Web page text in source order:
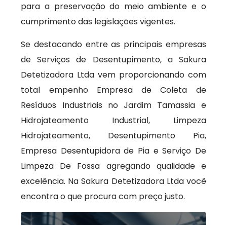
para a preservação do meio ambiente e o
cumprimento das legislações vigentes.
Se destacando entre as principais empresas
de Serviços de Desentupimento, a Sakura
Detetizadora Ltda vem proporcionando com
total empenho Empresa de Coleta de
Resíduos Industriais no Jardim Tamassia e
Hidrojateamento Industrial, Limpeza
Hidrojateamento, Desentupimento Pia,
Empresa Desentupidora de Pia e Serviço De
Limpeza De Fossa agregando qualidade e
excelência. Na Sakura Detetizadora Ltda você
encontra o que procura com preço justo.